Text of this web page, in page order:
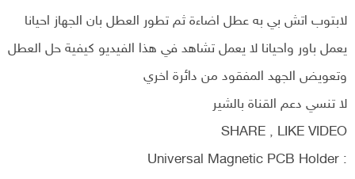
لابتوب اتش بي به عطل اضاءة ثم تطور العطل بان الجهاز احيانا
يعمل باور واحيانا لا يعمل تشاهد في هذا الفيديو كيفية حل العطل
وتعويض الجهد المفقود من دائرة اخري
لا تنسي دعم القناة بالشير
SHARE , LIKE VIDEO
Universal Magnetic PCB Holder :